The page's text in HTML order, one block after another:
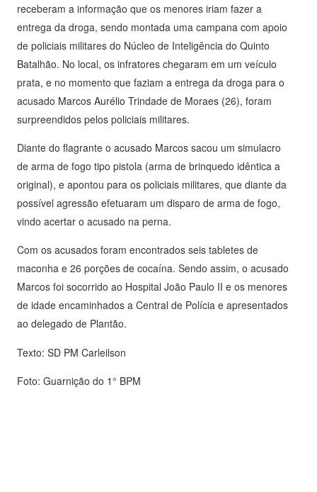
receberam a informação que os menores iriam fazer a
entrega da droga, sendo montada uma campana com apoio
de policiais militares do Núcleo de Inteligência do Quinto
Batalhão. No local, os infratores chegaram em um veículo
prata, e no momento que faziam a entrega da droga para o
acusado Marcos Aurélio Trindade de Moraes (26), foram
surpreendidos pelos policiais militares.
Diante do flagrante o acusado Marcos sacou um simulacro
de arma de fogo tipo pistola (arma de brinquedo idêntica a
original), e apontou para os policiais militares, que diante da
possível agressão efetuaram um disparo de arma de fogo,
vindo acertar o acusado na perna.
Com os acusados foram encontrados seis tabletes de
maconha e 26 porções de cocaína. Sendo assim, o acusado
Marcos foi socorrido ao Hospital João Paulo II e os menores
de idade encaminhados a Central de Polícia e apresentados
ao delegado de Plantão.
Texto: SD PM Carleilson
Foto: Guarnição do 1° BPM